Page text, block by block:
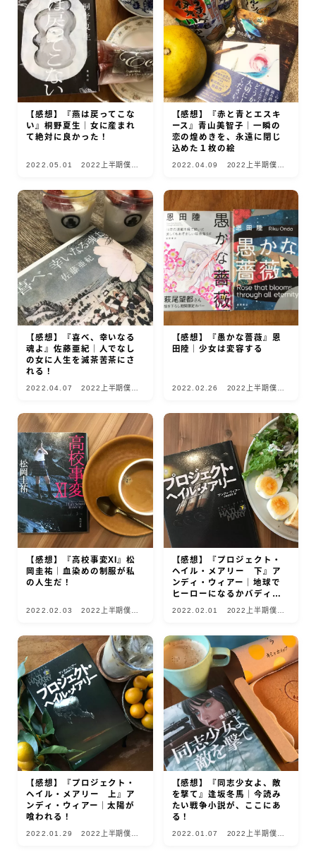
【感想】『燕は戻ってこな
い』桐野夏生｜女に産まれ
て絶対に良かった！
2022.05.01
2022上半期僕的
【感想】『赤と青とエスキ
ース』青山美智子｜一瞬の
恋の煌めきを、永遠に閉じ
込めた１枚の絵
2022.04.09
2022上半期僕的
【感想】『喜べ、幸いなる
魂よ』佐藤亜紀｜人でなし
の女に人生を滅茶苦茶にさ
れる！
2022.04.07
2022上半期僕的
【感想】『愚かな薔薇』恩
田陸｜少女は変容する
2022.02.26
2022上半期僕的
【感想】『高校事変XI』松
岡圭祐｜血染めの制服が私
の人生だ！
2022.02.03
2022上半期僕的
【感想】『プロジェクト・
ヘイル・メアリー 下』ア
ンディ・ウィアー｜地球で
ヒーローになるかバディの
2022.02.01
2022上半期僕的
【感想】『プロジェクト・
ヘイル・メアリー 上』ア
ンディ・ウィアー｜太陽が
喰われる！
2022.01.29
2022上半期僕的
【感想】『同志少女よ、敵
を撃て』逢坂冬馬｜今読み
たい戦争小説が、ここにあ
る！
2022.01.07
2022上半期僕的